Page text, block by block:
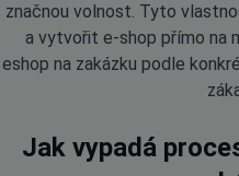
značnou volnost. Tyto
a vytvořit e-shop přímo na
eshop na zakázku podle
Jak vypadá